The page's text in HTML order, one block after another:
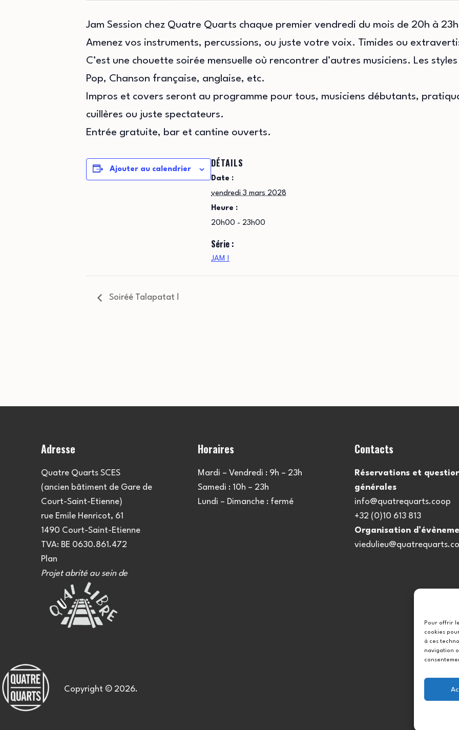
Pour offrir
cookies
à ces
navigation
Jam Session chez Quatre Quarts chaque premier vendredi du mois de 20h à
Amenez vos instruments, percussions, ou juste votre voix. Timides ou
C’est une chouette soirée mensuelle où rencontrer d’autres musiciens. Les
Pop, Chanson française, anglaise, etc.
Impros et covers seront au programme pour tous, musiciens débutants,
cuillères ou juste spectateurs.
Entrée gratuite, bar et cantine ouverts.
Ajouter au calendrier
DÉTAILS
Date :
vendredi 3 mars 2028
Heure :
20h00 - 23h00
Série :
JAM !
Soiréé Talapatat !
Adresse
Quatre Quarts SCES
(ancien bâtiment de Gare de
Court-Saint-Etienne)
rue Emile Henricot, 61
1490 Court-Saint-Etienne
TVA: BE 0630.861.472
Plan
Projet abrité au sein de
Horaires
Mardi – Vendredi : 9h – 23h
Samedi : 10h – 23h
Lundi – Dimanche : fermé
Contacts
Réservations et
générales
info@quatrequarts.coop
+32 (0)10 613 813
Organisation
Copyright © 2026.